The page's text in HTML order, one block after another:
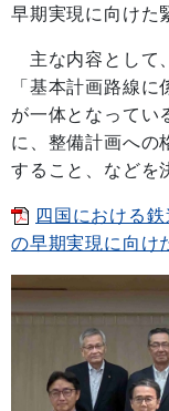
早期実現に向けた
主な内容として
「基本計画路線
が一体となってい
に、整備計画への
すること、などを
四国における
の早期実現に向け